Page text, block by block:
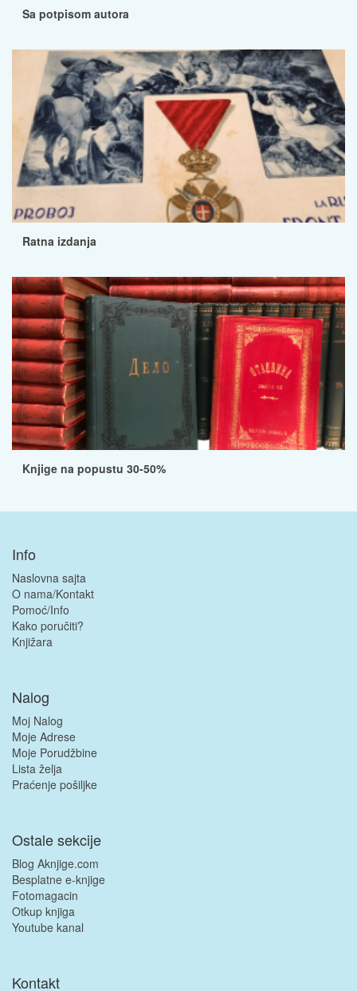
Sa potpisom autora
Ratna izdanja
Knjige na popustu 30-50%
Info
Naslovna sajta
O nama/Kontakt
Pomoć/Info
Kako poručiti?
Knjižara
Nalog
Moj Nalog
Moje Adrese
Moje Porudžbine
Lista želja
Praćenje pošiljke
Ostale sekcije
Blog Aknjige.com
Besplatne e-knjige
Fotomagacin
Otkup knjiga
Youtube kanal
Kontakt